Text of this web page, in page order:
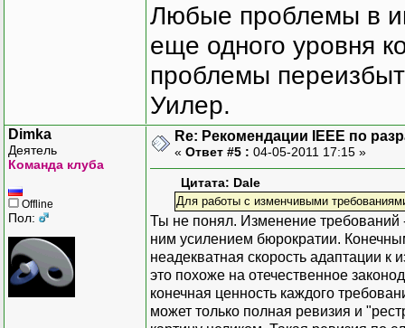
Любые проблемы в
еще одного уровня
проблемы
Уилер.
Dimka
Деятель
Команда клуба
Offline
Пол:
Re: Рекомендации IEEE по
« Ответ #5 : 04-05-2011 17:15 »
Цитата: Dale
Для работы с изменчивыми
Ты не понял. Изменение требований
ним усилением бюрократии.
неадекватная скорость адаптации к
это похоже на отечественное
конечная ценность каждого
может только полная ревизия и